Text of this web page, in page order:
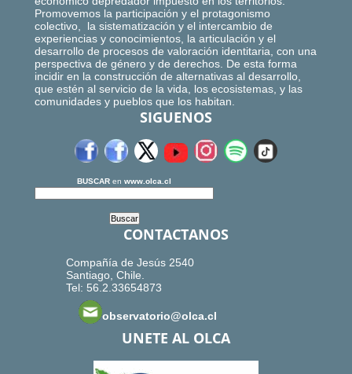
Promovemos la participación y el protagonismo
colectivo, la sistematización y el intercambio de
experiencias y conocimientos, la articulación y el
desarrollo de procesos de valoración identitaria, con una
perspectiva de género y de derechos. De esta forma
incidir en la construcción de alternativas al desarrollo,
que estén al servicio de la vida, los ecosistemas, y las
comunidades y pueblos que los habitan.
SIGUENOS
BUSCAR en www.olca.cl
CONTACTANOS
Compañía de Jesús 2540
Santiago, Chile.
Tel: 56.2.33654873
observatorio@olca.cl
UNETE AL OLCA